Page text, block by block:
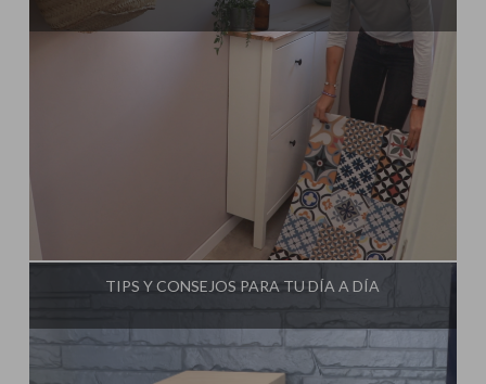
Influencer: Steffido
TIPS Y CONSEJOS PARA TU DÍA A DÍA